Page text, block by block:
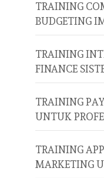
TRAINING
BUDGETING
TRAINING
FINANCE
TRAINING
UNTUK
TRAINING
MARKETING